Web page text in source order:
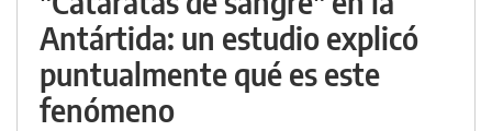
Antártida: un estudio explicó
puntualmente qué es este
fenómeno